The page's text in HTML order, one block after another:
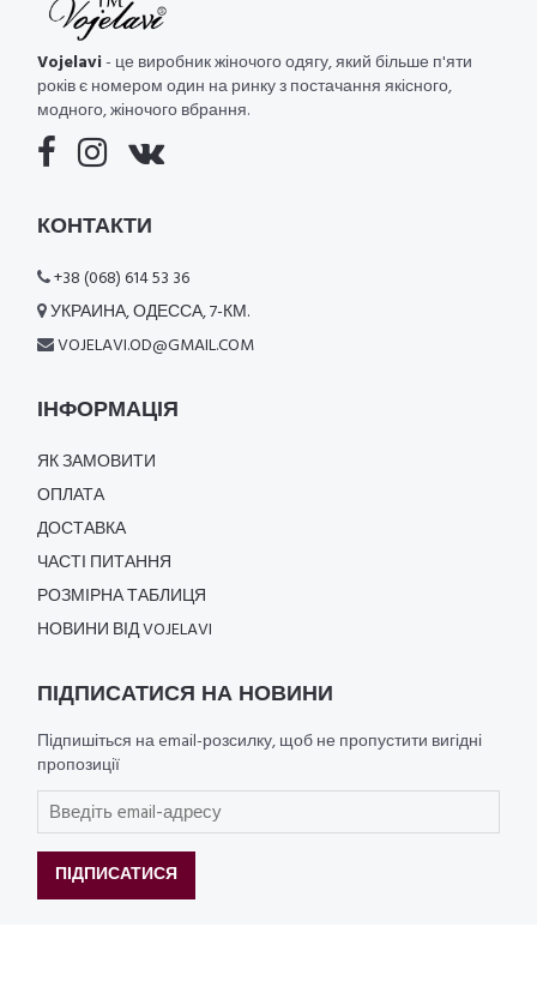
Vojelavi- це виробник жіночого одягу, який більше п'яти
років є номером один на ринку з постачання якісного,
модного, жіночого вбрання.
КОНТАКТИ
+38 (068) 614 53 36
УКРАИНА, ОДЕССА, 7-КМ.
VOJELAVI.OD@GMAIL.COM
ІНФОРМАЦІЯ
ЯК ЗАМОВИТИ
ОПЛАТА
ДОСТАВКА
ЧАСТІ ПИТАННЯ
РОЗМІРНА ТАБЛИЦЯ
НОВИНИ ВІД VOJELAVI
ПІДПИСАТИСЯ НА НОВИНИ
Підпишіться на email-розсилку, щоб не пропустити вигідні
пропозиції
ПІДПИСАТИСЯ